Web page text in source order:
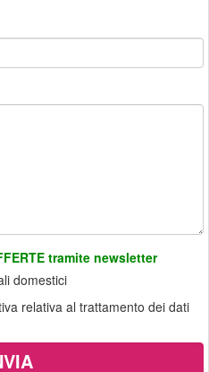
tramite newsletter
domestici
relativa al trattamento dei dati